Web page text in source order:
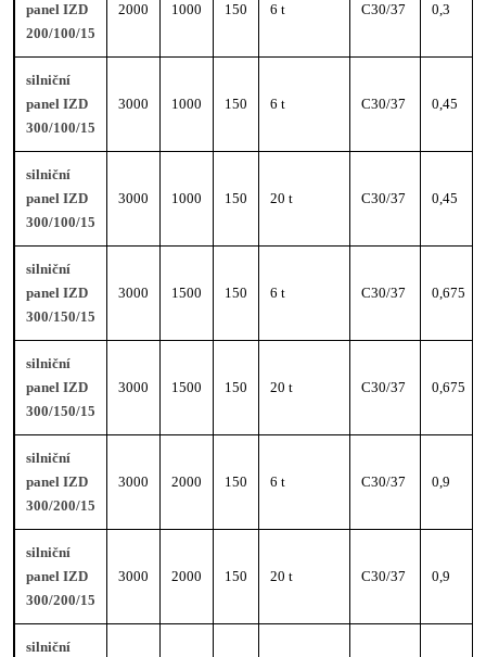
panel IZD
200/100/15
2000 1000 150 6 t C30/37 0,3
silniční
panel IZD
300/100/15
3000 1000 150 6 t C30/37 0,45
silniční
panel IZD
300/100/15
3000 1000 150 20 t C30/37 0,45
silniční
panel IZD
300/150/15
3000 1500 150 6 t C30/37 0,675
silniční
panel IZD
300/150/15
3000 1500 150 20 t C30/37 0,675
silniční
panel IZD
300/200/15
3000 2000 150 6 t C30/37 0,9
silniční
panel IZD
300/200/15
3000 2000 150 20 t C30/37 0,9
silniční